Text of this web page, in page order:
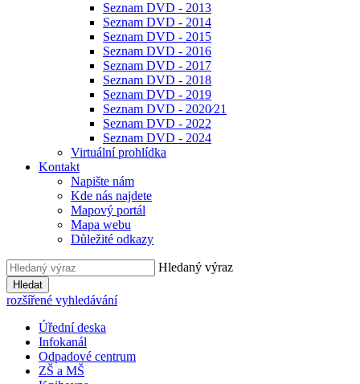
Seznam DVD - 2013
Seznam DVD - 2014
Seznam DVD - 2015
Seznam DVD - 2016
Seznam DVD - 2017
Seznam DVD - 2018
Seznam DVD - 2019
Seznam DVD - 2020⁄21
Seznam DVD - 2022
Seznam DVD - 2024
Virtuální prohlídka
Kontakt
Napište nám
Kde nás najdete
Mapový portál
Mapa webu
Důležité odkazy
Hledaný výraz
Hledat
rozšířené vyhledávání
Úřední deska
Infokanál
Odpadové centrum
ZŠ a MŠ